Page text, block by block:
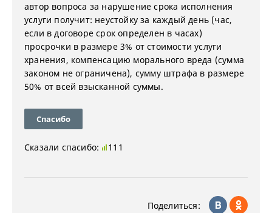
автор вопроса за нарушение срока исполнения
услуги получит: неустойку за каждый день (час,
если в договоре срок определен в часах)
просрочки в размере 3% от стоимости услуги
хранения, компенсацию морального вреда (сумма
законом не ограничена), сумму штрафа в размере
50% от всей взысканной суммы.
Спасибо
Сказали спасибо: 111
Поделиться: